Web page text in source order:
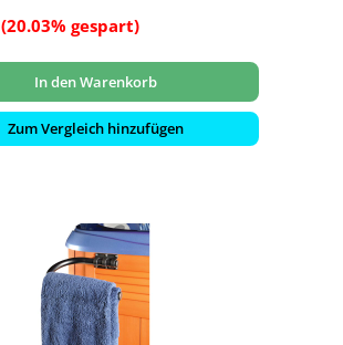
(20.03% gespart)
In den Warenkorb
Zum Vergleich hinzufügen